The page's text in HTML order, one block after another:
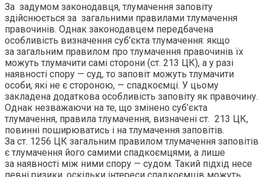
За задумом законодавця, тлумачення заповіту
здійснюється за загальними правилами тлумачення
правочинів. Однак законодавцем передбачена
особливість визначення суб’єкта тлумачення: якщо
за загальним правилом про тлумачення правочинів їх
можуть тлумачити самі сторони (ст. 213 ЦК), а у разі
наявності спору — суд, то заповіт можуть тлумачити
особи, які не є стороною, — спадкоємці. У цьому
закладена додаткова особливість заповіту як правочину.
Однак незважаючи на те, що змінено суб’єкта
тлумачення, правила тлумачення, визначені ст. 213 ЦК,
повинні поширюватись і на тлумачення заповітів.
За ст. 1256 ЦК загальним правилом тлумачення заповітів
є тлумачення його самими спадкоємцями, а лише
за наявності між ними спору — судом. Такий підхід несе
певні ризики, оскільки інтереси спадкоємців можуть